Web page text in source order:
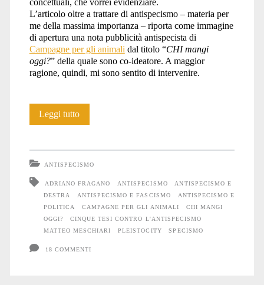
L’articolo oltre a trattare di antispecismo – materia per
me della massima importanza – riporta come immagine
di apertura una nota pubblicità antispecista di
Campagne per gli animali dal titolo “CHI mangi
oggi?” della quale sono co-ideatore. A maggior
ragione, quindi, mi sono sentito di intervenire.
Leggi tuttoCinque
l’antispecismo
ANTISPECISMO
ADRIANO FRAGANO ANTISPECISMO
ANTISPECISMO E
DESTRA
ANTISPECISMO E FASCISMO
ANTISPECISMO E
POLITICA
CAMPAGNE PER GLI ANIMALI
CHI MANGI
OGGI?
CINQUE TESI CONTRO L'ANTISPECISMO
MATTEO MESCHIARI
PLEISTOCITY SPECISMO
18 COMMENTI